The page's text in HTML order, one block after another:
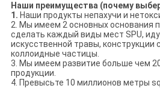
Наши преимущества (почему
1. Наши продукты непахучи и
2. Мы имеем 2 основных основания
сделать каждый виды мест SPU,
искусственной травы,
коллоидные частицы.
3. Мы имеем развитие больше чем
продукции.
4. Превысьте 10 миллионов метры